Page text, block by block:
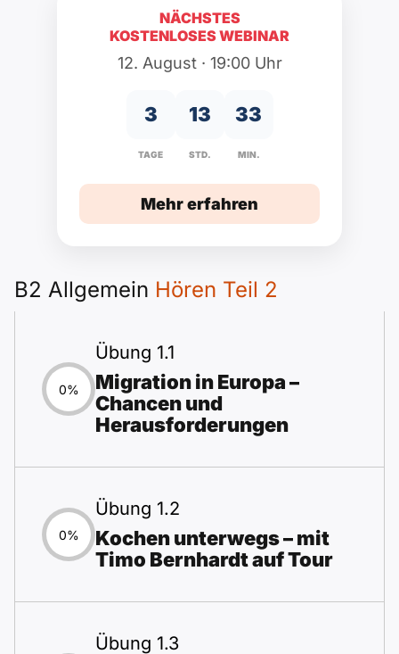
Pflege (telc)
B1 ÖSD
B2 Pflege (telc)
Lebenslauf erstellen
Motivationsbriefe
NÄCHSTES
KOSTENLOSES WEBINAR
12. August · 19:00 Uhr
3
TAGE
13
STD.
33
MIN.
Mehr erfahren
B2 Allgemein Hören Teil 2
0%
Übung 1.1
Migration in Europa –
Chancen und
Herausforderungen
0%
Übung 1.2
Kochen unterwegs – mit
Timo Bernhardt auf Tour
Übung 1.3